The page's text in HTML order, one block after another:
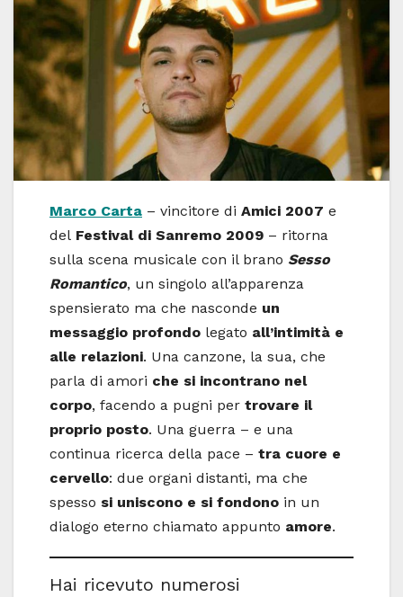
Marco Carta – vincitore di Amici 2007 e
del Festival di Sanremo 2009 – ritorna
sulla scena musicale con il brano Sesso
Romantico, un singolo all’apparenza
spensierato ma che nasconde un
messaggio profondo legato all’intimità e
alle relazioni. Una canzone, la sua, che
parla di amori che si incontrano nel
corpo, facendo a pugni per trovare il
proprio posto. Una guerra – e una
continua ricerca della pace – tra cuore e
cervello: due organi distanti, ma che
spesso si uniscono e si fondono in un
dialogo eterno chiamato appunto amore.
Hai ricevuto numerosi